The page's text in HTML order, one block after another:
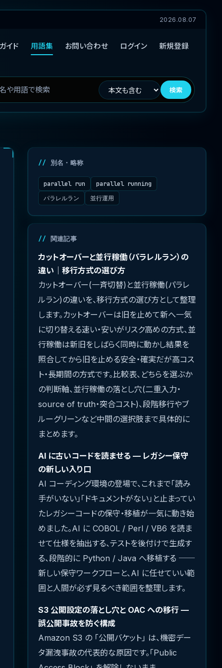
2026.08.07
イド 用語集 お問い合わせ ログイン 新規登録
検索
別名・略称
parallel run
parallel running
パラレルラン
並行運用
関連記事
カットオーバーと並行稼働（パラレルラン）の
違い｜移行方式の選び方
カットオーバー(一斉切替)と並行稼働(パラレ
ルラン)の違いを、移行方式の選び方として整理
します。カットオーバーは旧を止めて新へ一気
に切り替える速い・安いがリスク高めの方式、並
行稼働は新旧をしばらく同時に動かし結果を
照合してから旧を止める安全・確実だが高コス
ト・長期間の方式です。比較表、どちらを選ぶか
の判断軸、並行稼働の落とし穴(二重入力・
source of truth・突合コスト)、段階移行やブ
ルーグリーンなど中間の選択肢まで具体的に
まとめます。
AI に古いコードを読ませる — レガシー保守
の新しい入り口
AI コーディング環境の登場で、これまで「読み
手がいない」「ドキュメントがない」と止まってい
たレガシーコードの保守・移植が一気に動き始
めました。AI に COBOL / Perl / VB6 を読ま
せて仕様を抽出する、テストを後付けで生成す
る、段階的に Python / Java へ移植する ──
新しい保守ワークフローと、AI に任せていい範
囲と人間が必ず見るべき範囲を整理します。
S3 公開設定の落とし穴と OAC への移行 —
誤公開事故を防ぐ構成
Amazon S3 の 「公開バケット」 は、機密デー
タ漏洩事故の代表的な原因です。「Public